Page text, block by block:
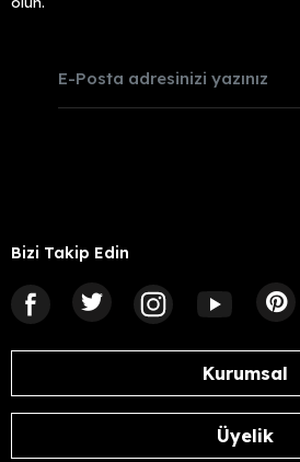
Bizi Takip Edin
Kurumsal
Üyelik